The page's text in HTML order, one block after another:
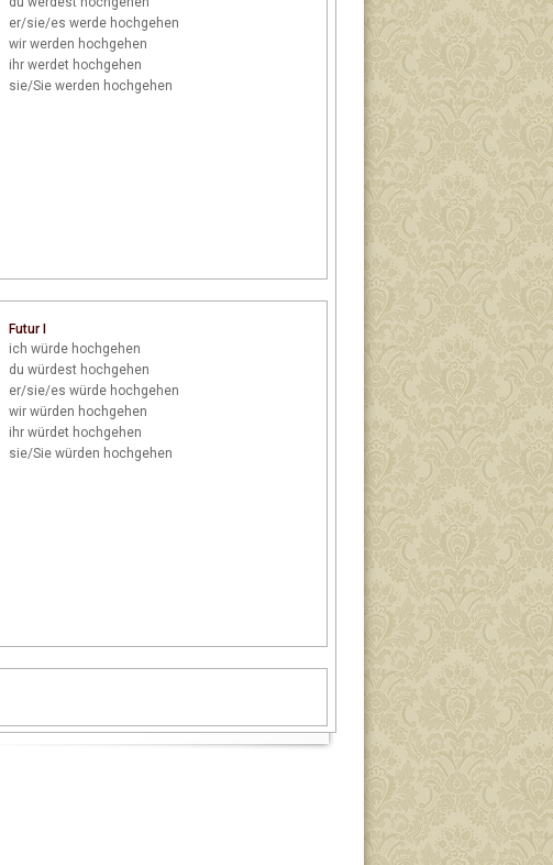
er/sie/es werde hochgehen
wirwerden hochgehen
ihrwerdet hochgehen
sie/Siewerden hochgehen
Futur I
ich würde hochgehen
du würdest hochgehen
er/sie/es würde hochgehen
wirwürden hochgehen
ihrwürdet hochgehen
sie/Siewürden hochgehen